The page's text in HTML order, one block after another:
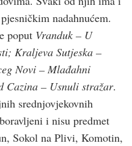
nadahnućem.
poput Vranduk – U
Kraljeva Sutjeska –
Novi – Mlađahni
Cazina – Usnuli stražar.
srednjovjekovnih
i nisu predmet
Sokol na Plivi, Komotin,